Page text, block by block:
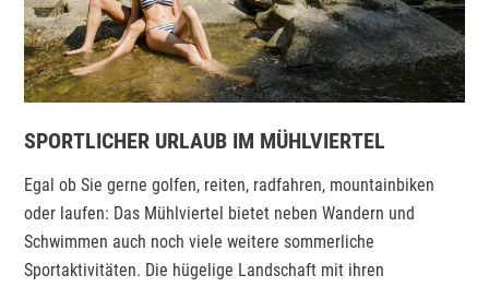
SPORTLICHER URLAUB IM MÜHLVIERTEL
Egal ob Sie gerne golfen, reiten, radfahren, mountainbiken
oder laufen: Das Mühlviertel bietet neben Wandern und
Schwimmen auch noch viele weitere sommerliche
Sportaktivitäten. Die hügelige Landschaft mit ihren